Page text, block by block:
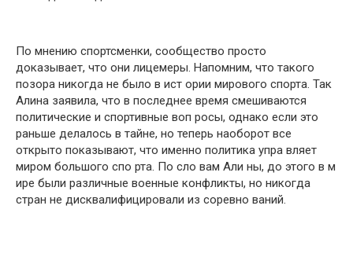
По мнению спортсменки, сообщество просто
доказывает, что они лицемеры. Напомним, что такого
позора никогда не было в ист ории мирового спорта. Так
Алина заявила, что в последнее время смешиваются
политические и спортивные воп росы, однако если это
раньше делалось в тайне, но теперь наоборот все
открыто показывают, что именно политика упра вляет
миром большого спо рта. По сло вам Али ны, до этого в м
ире были различные военные конфликты, но никогда
стран не дисквалифицировали из соревно ваний.